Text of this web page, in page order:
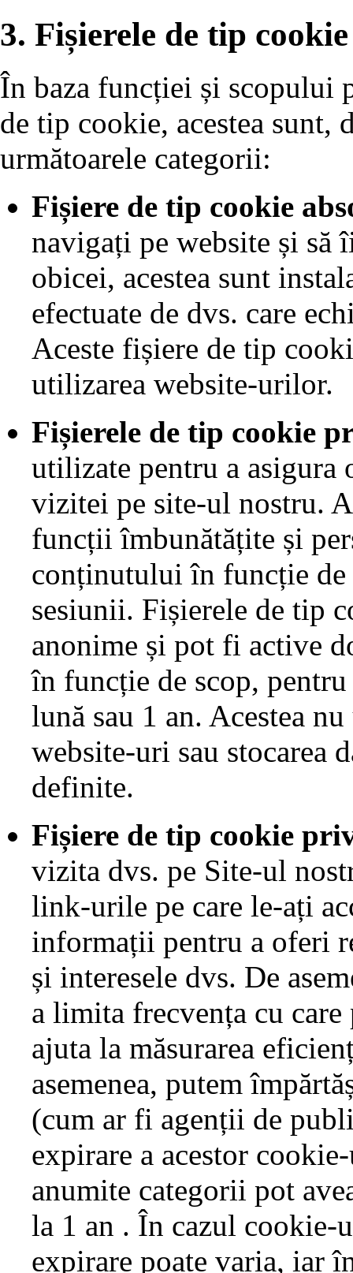
3. Fișierele de tip
În baza funcției și scopului
de tip cookie, acestea sunt,
următoarele categorii:
Fișiere de tip cookie
navigați pe website și
obicei, acestea sunt
efectuate de dvs. care
Aceste fișiere de tip
utilizarea website-urilor.
Fișierele de tip cookie
utilizate pentru a
vizitei pe site-ul nostru.
funcții îmbunătățite și
conținutului în funcție
sesiunii. Fișierele de tip
anonime și pot fi active
în funcție de scop,
lună sau 1 an. Acestea
website-uri sau stocarea
definite.
Fișiere de tip cookie
vizita dvs. pe Site-ul
link-urile pe care le-ați
informații pentru a oferi
și interesele dvs. De
a limita frecvența cu
ajuta la măsurarea
asemenea, putem
(cum ar fi agenții de
expirare a acestor
anumite categorii pot
la 1 an . În cazul cookie-
expirare poate varia, iar